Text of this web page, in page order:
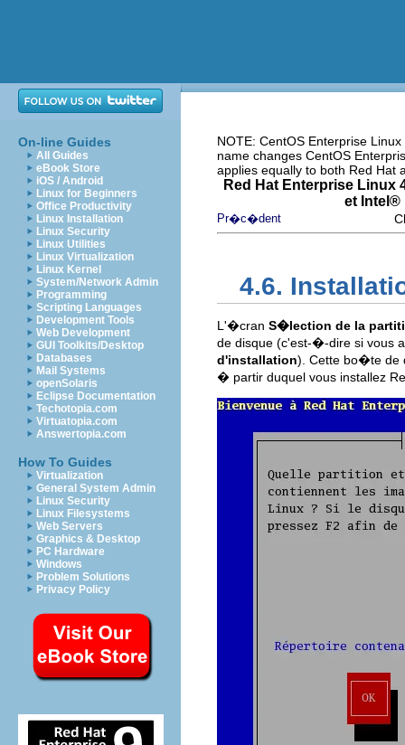
On-line Guides
All Guides
eBook Store
iOS / Android
Linux for Beginners
Office Productivity
Linux Installation
Linux Security
Linux Utilities
Linux Virtualization
Linux Kernel
System/Network Admin
Programming
Scripting Languages
Development Tools
Web Development
GUI Toolkits/Desktop
Databases
Mail Systems
openSolaris
Eclipse Documentation
Techotopia.com
Virtuatopia.com
Answertopia.com
How To Guides
Virtualization
General System Admin
Linux Security
Linux Filesystems
Web Servers
Graphics & Desktop
PC Hardware
Windows
Problem Solutions
Privacy Policy
NOTE: CentOS Enterprise
name changes CentOS
applies equally to both Red Hat
Red Hat Enterprise
et Intel ®
Pr�c�dent
4.6.
L'�cran S�lection de la
de disque (c'est-�-dire si
d'installation). Cette bo�te de
� partir duquel vous installez